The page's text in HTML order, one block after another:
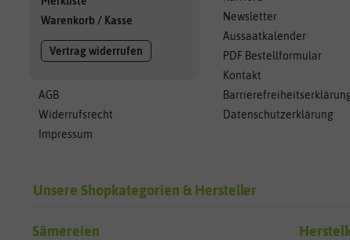
Warenkorb / Kasse
Vertrag widerrufen
AGB
Widerrufsrecht
Impressum
Newsletter
Aussaatkalender
PDF Bestellformular
Kontakt
Datenschutzerklärung
Unsere Shopkategorien & Hersteller
Sämereien